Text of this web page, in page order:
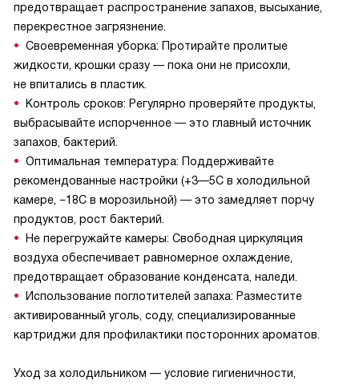
предотвращает распространение запахов, высыхание,
перекрестное загрязнение.
Своевременная уборка: Протирайте пролитые
жидкости, крошки сразу — пока они не присохли,
не впитались в пластик.
Контроль сроков: Регулярно проверяйте продукты,
выбрасывайте испорченное — это главный источник
запахов, бактерий.
Оптимальная температура: Поддерживайте
рекомендованные настройки (+3—5C в холодильной
камере, −18C в морозильной) — это замедляет порчу
продуктов, рост бактерий.
Не перегружайте камеры: Свободная циркуляция
воздуха обеспечивает равномерное охлаждение,
предотвращает образование конденсата, наледи.
Использование поглотителей запаха: Разместите
активированный уголь, соду, специализированные
картриджи для профилактики посторонних ароматов.
Уход за холодильником — условие гигиеничности,